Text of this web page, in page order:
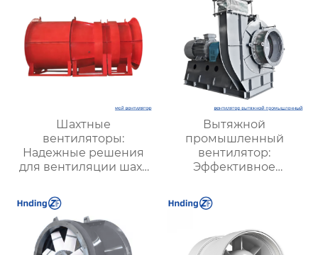
Шахтные
вентиляторы:
Надежные решения
для вентиляции шахт
| Купить с доставкой
Вытяжной
промышленный
вентилятор:
Эффективное
надежной вентиляции